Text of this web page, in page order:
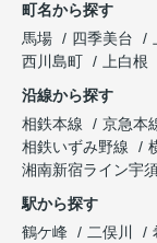
町名から探す
馬場
四季美台
西川島町
上白根
沿線から探す
相鉄本線
京急本
相鉄いずみ野線
湘南新宿ライン宇
駅から探す
鶴ケ峰
二俣川